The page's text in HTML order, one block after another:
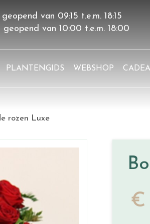
rozen Luxe
van 09:15 t.e.m. 18:15
geopend van 10:00 t.e.m. 18:00
PLANTENGIDS WEBSHOP
€